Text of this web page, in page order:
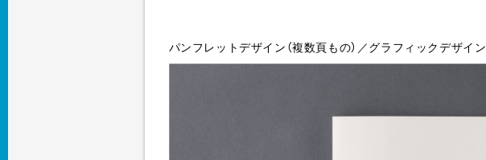
パンフレットデザイン（複数頁もの）／グラフィックデザイン